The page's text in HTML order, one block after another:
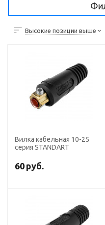
Высокие позиции выше
Вилка кабельная 10-25
серия STANDART
60 руб.